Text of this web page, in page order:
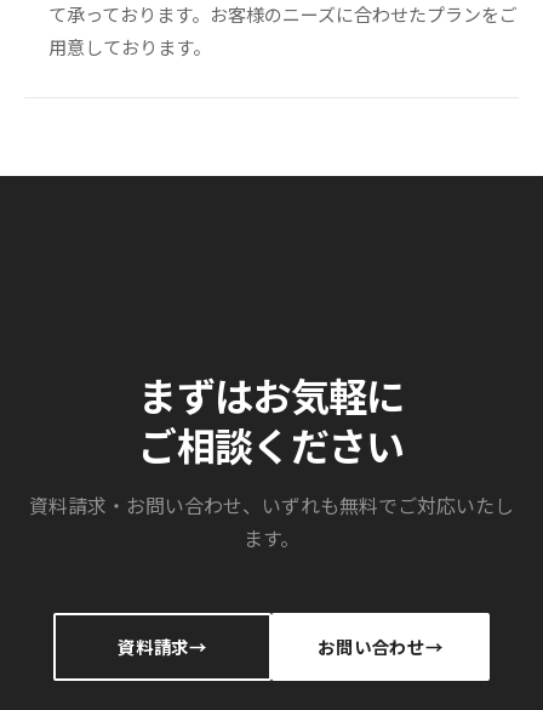
て承っております。お客様のニーズに合わせたプランをご
用意しております。
まずはお気軽に
ご相談ください
資料請求・お問い合わせ、いずれも無料でご対応いたし
ます。
資料請求 お問い合わせ